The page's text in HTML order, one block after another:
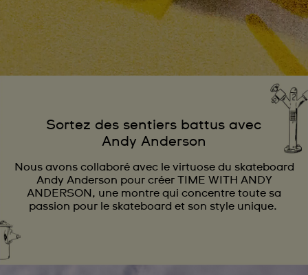
Sortez des sentiers battus avec
Andy Anderson
Nous avons collaboré avec le virtuose du skateboard
Andy Anderson pour créer TIME WITH ANDY
ANDERSON, une montre qui concentre toute sa
passion pour le skateboard et son style unique.